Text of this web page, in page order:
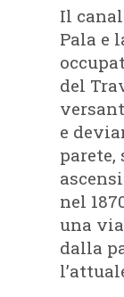
Il
Pala e
del
e
nel
una
dalla